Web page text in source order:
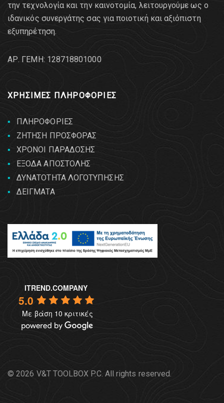
την τεχνολογία και την καινοτομία, λειτουργούμε ως ο
ιδανικός συνεργάτης σας για ποιοτική και αξιόπιστη
εξυπηρέτηση.
AΡ. ΓΕΜΗ: 128718801000
ΧΡΗΣΙΜΕΣ ΠΛΗΡΟΦΟΡΙΕΣ
ΠΛΗΡΟΦΟΡΙΕΣ
ΖΗΤΗΣΗ ΠΡΟΣΦΟΡΑΣ
ΧΡΟΝΟΙ ΠΑΡΑΔΟΣΗΣ
ΕΞΟΔΑ ΑΠΟΣΤΟΛΗΣ
ΔΥΝΑΤΟΤΗΤΑ ΛΟΓΟΤΥΠΗΣΗΣ
ΔΕΙΓΜΑΤΑ
ITREND.COMPANY
5.0
Με βάση 10 κριτικές
© 2026 V&T TOOLBOX P.C. All rights reserved.